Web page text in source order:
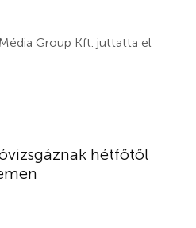
Group Kft. juttatta el
hétfőtől